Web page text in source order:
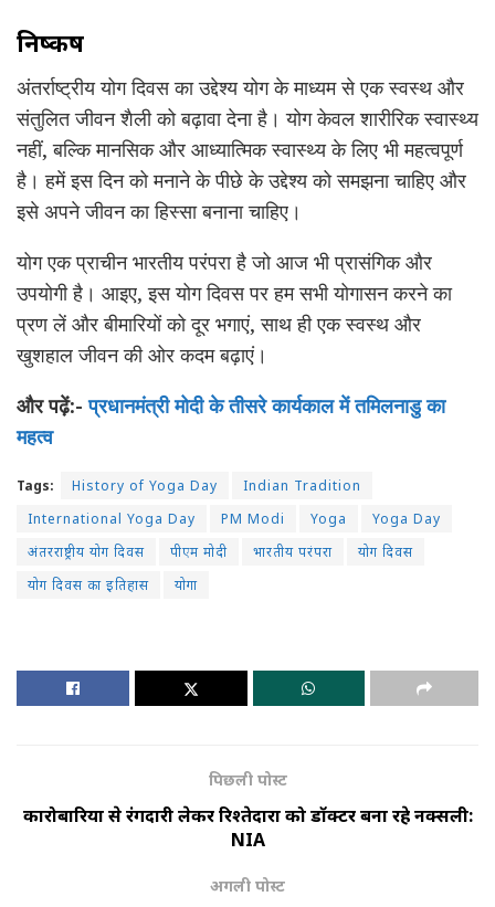
निष्कर्ष
अंतर्राष्ट्रीय योग दिवस का उद्देश्य योग के माध्यम से एक स्वस्थ और
संतुलित जीवन शैली को बढ़ावा देना है। योग केवल शारीरिक स्वास्थ्य
नहीं, बल्कि मानसिक और आध्यात्मिक स्वास्थ्य के लिए भी महत्वपूर्ण
है। हमें इस दिन को मनाने के पीछे के उद्देश्य को समझना चाहिए और
इसे अपने जीवन का हिस्सा बनाना चाहिए।
योग एक प्राचीन भारतीय परंपरा है जो आज भी प्रासंगिक और
उपयोगी है। आइए, इस योग दिवस पर हम सभी योगासन करने का
प्रण लें और बीमारियों को दूर भगाएं, साथ ही एक स्वस्थ और
खुशहाल जीवन की ओर कदम बढ़ाएं।
और पढ़ें:-प्रधानमंत्री मोदी के तीसरे कार्यकाल में तमिलनाडु का
महत्व
Tags: History of Yoga Day
Indian Tradition
International Yoga Day
PM Modi Yoga
Yoga Day
अंतरराष्ट्रीय योग दिवस
पीएम मोदी भारतीय परंपरा
योग दिवस
योग दिवस का इतिहास
योगा
पिछली पोस्ट
कारोबारियों से रंगदारी लेकर रिश्तेदारों को डॉक्टर बना रहे नक्सली:
NIA
अगली पोस्ट